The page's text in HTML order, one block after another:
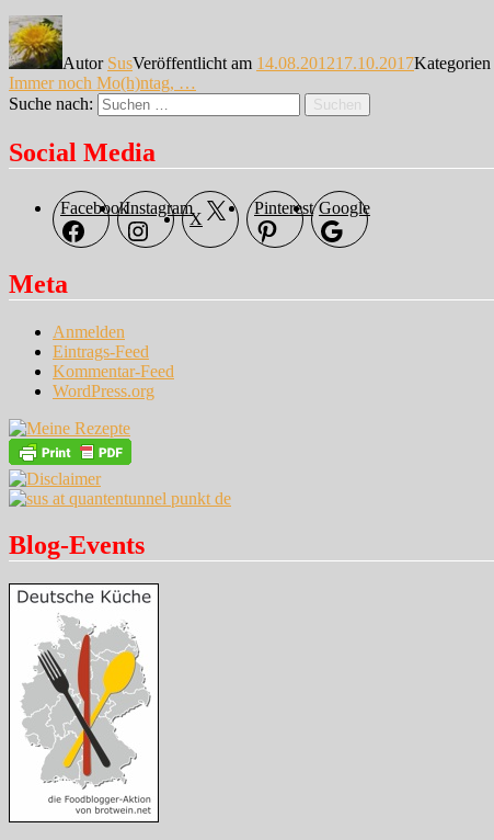
Autor SusVeröffentlicht am 14.08.201217.10.2017Kategorien
Immer noch Mo(h)ntag, …
Suche nach:
Suchen
Social Media
FacebookInstagram
X
Pinterest Google
Meta
Anmelden
Eintrags-Feed
Kommentar-Feed
WordPress.org
Blog-Events